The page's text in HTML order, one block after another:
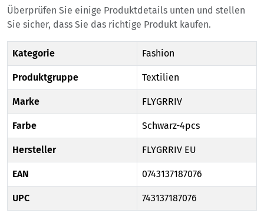
Überprüfen Sie einige Produktdetails unten und stellen
Sie sicher, dass Sie das richtige Produkt kaufen.
Kategorie Fashion
Produktgruppe Textilien
Marke FLYGRRIV
Farbe Schwarz-4pcs
Hersteller FLYGRRIV EU
EAN 0743137187076
UPC 743137187076